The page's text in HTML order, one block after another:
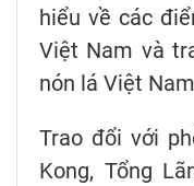
hiểu về các
Việt Nam và
nón lá Việt
Trao đổi với
Kong, Tổng